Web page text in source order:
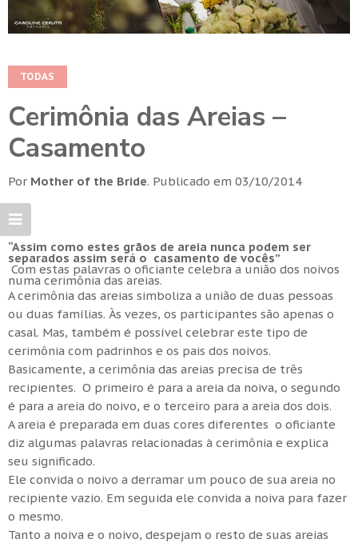
TODAS
Cerimônia das Areias –
Casamento
Por Mother of the Bride. Publicado em 03/10/2014
“Assim como estes grãos de areia nunca podem ser
separados assim será o casamento de vocês”
Com estas palavras o oficiante celebra a união dos noivos
numa cerimônia das areias.
A cerimônia das areias simboliza a união de duas pessoas
ou duas famílias. Às vezes, os participantes são apenas o
casal. Mas, também é possível celebrar este tipo de
cerimônia com padrinhos e os pais dos noivos.
Basicamente, a cerimônia das areias precisa de três
recipientes. O primeiro é para a areia da noiva, o segundo
é para a areia do noivo, e o terceiro para a areia dos dois.
A areia é preparada em duas cores diferentes o oficiante
diz algumas palavras relacionadas à cerimônia e explica
seu significado.
Ele convida o noivo a derramar um pouco de sua areia no
recipiente vazio. Em seguida ele convida a noiva para fazer
o mesmo.
Tanto a noiva e o noivo, despejam o resto de suas areias